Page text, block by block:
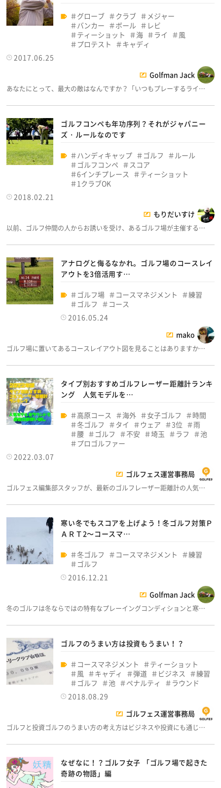
グローブ クラブ
メジャー
バンカー
ボール
レビ
ティーショット
海 ライ
風
プロテスト
キャディ
2017.06.25
Golfman Jack
あなたにとって、最大の敵はなんですか？「いつもプレーするライ…
ゴルフコンペも年功序列？それがジャパニー
ズ・ルールなのです
ハンディキャップ ゴルフ
ルール
ゴルフコンペ
スコア
6インチプレース
ティーショット
1クラブOK
2018.02.21
もりだいすけ
以前、ゴルフ仲間の人からお誘いを受け、あるゴルフ場が主催する…
アナログと侮るなかれ。ゴルフ場のコースレイ
アウトを3倍活用す…
ゴルフ場 コースマネジメント
練習
ゴルフ
コース
2016.05.24
mako
ゴルフ場に置いてあるコースレイアウト図を見ることはありますか…
タイプ別おすすめゴルフレーザー距離計ランキ
ング 人気モデルを…
高原コース 海外 女子ゴルフ
時間
冬ゴルフ
タイ ウェア 3位
雨
腰
ゴルフ 不安 埼玉 ラフ
池
プロゴルファー
2022.03.07
ゴルフェス運営事務局
ゴルフェス編集部スタッフが、最新のゴルフレーザー距離計の人気…
寒い冬でもスコアを上げよう！冬ゴルフ対策Ｐ
ＡＲＴ2～コースマ…
冬ゴルフ コースマネジメント
練習
ゴルフ
2016.12.21
Golfman Jack
冬のゴルフは冬ならではの特有なプレーイングコンディションと寒…
ゴルフのうまい方は投資もうまい！？
コースマネジメント
ティーショット
風
キャディ 弾道 ビジネス
練習
ゴルフ
池 ペナルティ
ラウンド
2018.08.29
ゴルフェス運営事務局
ゴルフと投資ゴルフのうまい方の考え方はビジネスや投資にも通じ…
なぜなに！？ゴルフ女子 「ゴルフ場で起きた
奇跡の物語」編